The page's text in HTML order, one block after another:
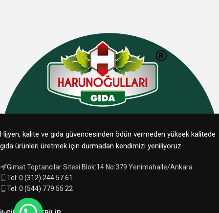
Hijyen, kalite ve gıda güvencesinden ödün vermeden yüksek kalitede
gıda ürünleri üretmek için durmadan kendimizi yeniliyoruz.
Gimat Toptancılar Sitesi Blok:14 No:379 Yenimahalle/Ankara
Tel: 0 (312) 244 57 61
Tel: 0 (544) 779 55 22